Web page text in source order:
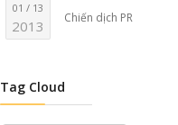
01 / 13
2013 Chiến dịch PR
Tag Cloud